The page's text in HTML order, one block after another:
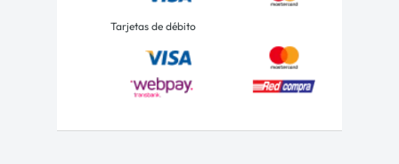
Tarjetas de débito